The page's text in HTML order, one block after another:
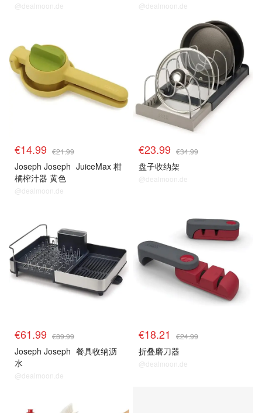
@dealmoon.de @dealmoon.de
€14.99 €21.99
Joseph Joseph JuiceMax 柑
橘榨汁器 黄色
@dealmoon.de
€23.99 €34.99
盘子收纳架
@dealmoon.de
€61.99 €89.99
Joseph Joseph 餐具收纳沥
水
@dealmoon.de
€18.21 €24.99
折叠磨刀器
@dealmoon.de